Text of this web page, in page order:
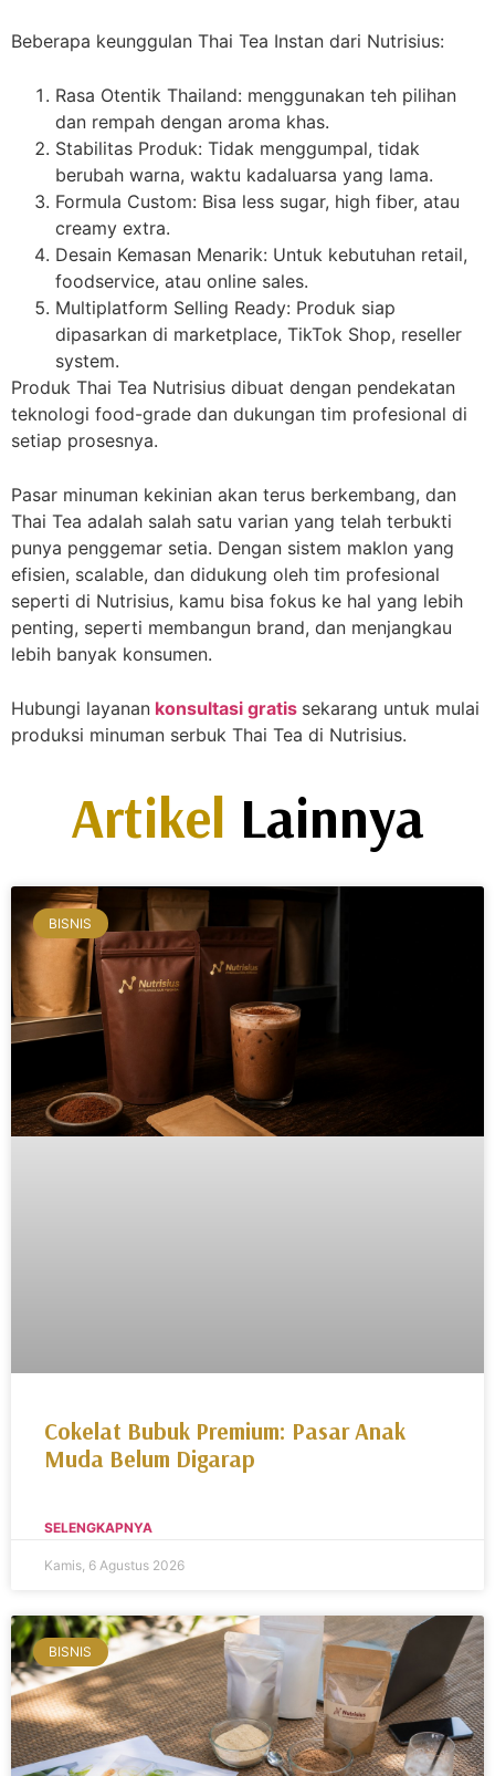
Beberapa keunggulan Thai Tea Instan dari Nutrisius:
Rasa Otentik Thailand: menggunakan teh pilihan
dan rempah dengan aroma khas.
Stabilitas Produk: Tidak menggumpal, tidak
berubah warna, waktu kadaluarsa yang lama.
Formula Custom: Bisa less sugar, high fiber, atau
creamy extra.
Desain Kemasan Menarik: Untuk kebutuhan retail,
foodservice, atau online sales.
Multiplatform Selling Ready: Produk siap
dipasarkan di marketplace, TikTok Shop, reseller
system.
Produk Thai Tea Nutrisius dibuat dengan pendekatan
teknologi food-grade dan dukungan tim profesional di
setiap prosesnya.
Pasar minuman kekinian akan terus berkembang, dan
Thai Tea adalah salah satu varian yang telah terbukti
punya penggemar setia. Dengan sistem maklon yang
efisien, scalable, dan didukung oleh tim profesional
seperti di Nutrisius, kamu bisa fokus ke hal yang lebih
penting, seperti membangun brand, dan menjangkau
lebih banyak konsumen.
Hubungi layanan konsultasi gratis sekarang untuk mulai
produksi minuman serbuk Thai Tea di Nutrisius.
Artikel Lainnya
BISNIS
Cokelat Bubuk Premium: Pasar Anak
Muda Belum Digarap
SELENGKAPNYA
Kamis, 6 Agustus 2026
BISNIS